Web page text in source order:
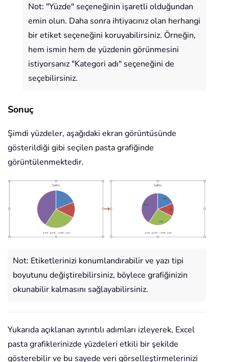
Not: "Yüzde" seçeneğinin işaretli olduğundan
emin olun. Daha sonra ihtiyacınız olan herhangi
bir etiket seçeneğini koruyabilirsiniz. Örneğin,
hem ismin hem de yüzdenin görünmesini
istiyorsanız "Kategori adı" seçeneğini de
seçebilirsiniz.
Sonuç
Şimdi yüzdeler, aşağıdaki ekran görüntüsünde
gösterildiği gibi seçilen pasta grafiğinde
görüntülenmektedir.
Not: Etiketlerinizi konumlandırabilir ve yazı tipi
boyutunu değiştirebilirsiniz, böylece grafiğinizin
okunabilir kalmasını sağlayabilirsiniz.
Yukarıda açıklanan ayrıntılı adımları izleyerek, Excel
pasta grafiklerinizde yüzdeleri etkili bir şekilde
gösterebilir ve bu sayede veri görselleştirmelerinizi